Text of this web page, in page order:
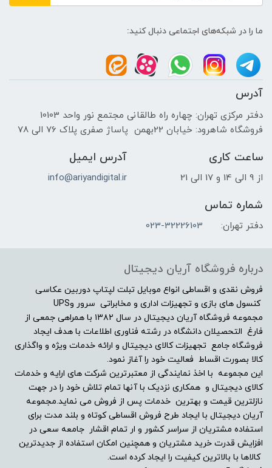
اندازه صفحه نمایش
15.6 اینچ
نوع صفحه نمایش
دقت صفحه نمایش
بله
صفحه نمایش لمسی
خیر
درایو نوری
بدون درایو نوری
توضیحات درایو نوری
-
ما را در شبکه‌های اجتماعی دنبال کنید:
آدرس
دفتر مرکزی تهران: چهاره راه طالقانی مجتمع نور واحد 10103
فروشگاه شاهرود: خیابان 22بهمن پاساژ صفری پلاک 76 الی 78
ساعت کاری
از 9 الی 14 و 17 الی 21
آدرس ایمیل
info@ariyandigital.ir
شماره تماس
دفتر تهران: 023-32226103
درباره فروشگاه آریان دیجیتال
فروش نقدی و اقساطی انواع موبایل تبلت لپتاپ دوربین عکاسی
کنسول های بازی و تجهیزات اداری و مخابراتی سرور وUPS
مجموعه فروشگاه آریان دیجیتال در سال ۱۳۸۲ با همراهی جمعی از
فارغ التحصیلان دانشگاه در رشته فناوری اطلاعات با هدف ایجاد
فروشگاه جامع تجهیزات کالای دیجیتال و ارائه خدمات ویژه و واگذاری
کالا بصورت اقساط فعالیت خود را آغاز نمود.
این مجموعه با اخذ نمایندگی از معتبرترین شرکت های ارایه و خدمات
کالای دیجیتال و همکاری نزدیک با آنها تمام تلاش خود را در جهت
نازلترین قیمت و بهترین خدمات پس از فروش می نماید.مجموعه
آریان دیجیتال با ایجاد طرح فروش اقساطی کوتاه و بلند مدت برای
استفاده مشتریان از سراسر کشور و ار تمام اقشار جامعه سعی در
افزایش قدرت خرید مشتریان و همچنین امکان استفاده از جدیدترین
کالاها با بالاترین کیفیت را ایجاد کرده است.